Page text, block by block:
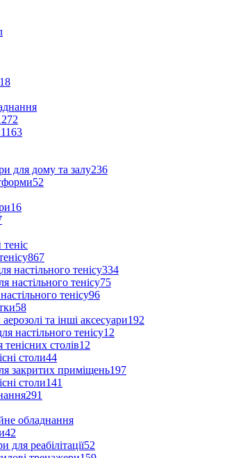
1163
для дому та залу236
52
16
867
настільного тенісу334
настільного тенісу75
тенісу96
58
та інші аксесуари192
настільного тенісу12
столів12
столи44
закритих приміщень197
столи141
291
обладнання
42
для реабілітації52